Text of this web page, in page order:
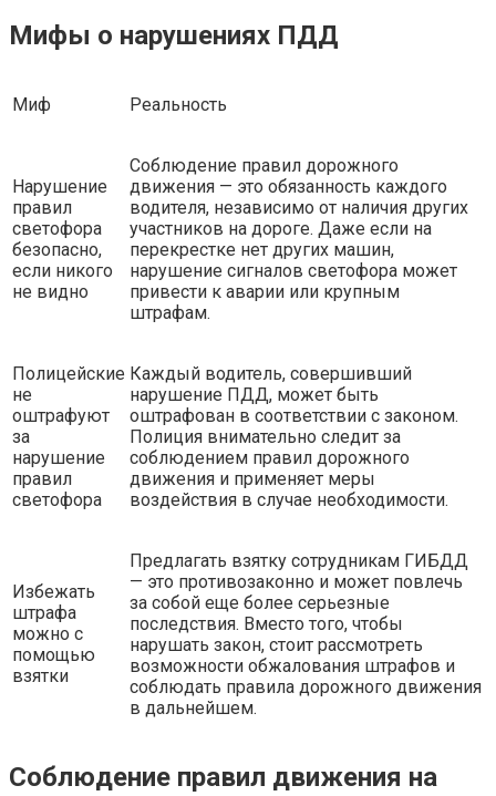
Мифы о нарушениях ПДД
Миф Реальность
Нарушение
правил
светофора
безопасно,
если никого
не видно
Соблюдение правил дорожного
движения — это обязанность каждого
водителя, независимо от наличия других
участников на дороге. Даже если на
перекрестке нет других машин,
нарушение сигналов светофора может
привести к аварии или крупным
штрафам.
Полицейские
не
оштрафуют
за
нарушение
правил
светофора
Каждый водитель, совершивший
нарушение ПДД, может быть
оштрафован в соответствии с законом.
Полиция внимательно следит за
соблюдением правил дорожного
движения и применяет меры
воздействия в случае необходимости.
Избежать
штрафа
можно с
помощью
взятки
Предлагать взятку сотрудникам ГИБДД
— это противозаконно и может повлечь
за собой еще более серьезные
последствия. Вместо того, чтобы
нарушать закон, стоит рассмотреть
возможности обжалования штрафов и
соблюдать правила дорожного движения
в дальнейшем.
Соблюдение правил движения на